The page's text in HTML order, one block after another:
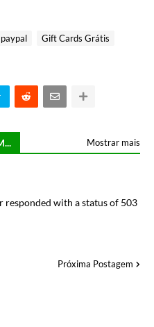
Gift Cards Grátis
Mostrar mais
responded with a status of 503
Próxima Postagem